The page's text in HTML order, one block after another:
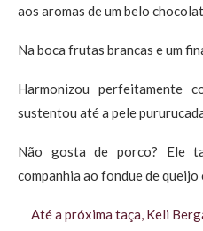
aos aromas de um belo
Na boca frutas brancas e um
Harmonizou perfeitamente
sustentou até a pele
Não gosta de porco? Ele
companhia ao fondue de queijo
Até a próxima taça, Keli